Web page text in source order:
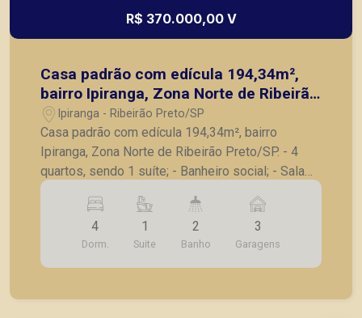
R$ 370.000,00 V
Casa padrão com edícula 194,34m²,
bairro Ipiranga, Zona Norte de Ribeirão
Preto/SP.
Ipiranga - Ribeirão Preto/SP
Casa padrão com edícula 194,34m², bairro
Ipiranga, Zona Norte de Ribeirão Preto/SP. - 4
quartos, sendo 1 suíte; - Banheiro social; - Sala
ampla; - Cozinha; - Área de serviço; - Quintal; -
Terraço; - 3 vagas de garagem. Edícula: - Sala
ampla; - Cozinha; - Área de serviço coberta. A
Piramid tem como objetivo atender seus clientes
com agilidade e segurança, em locação, vendas
4
Dorm.
1
Suite
2
Banho
3
Garagens